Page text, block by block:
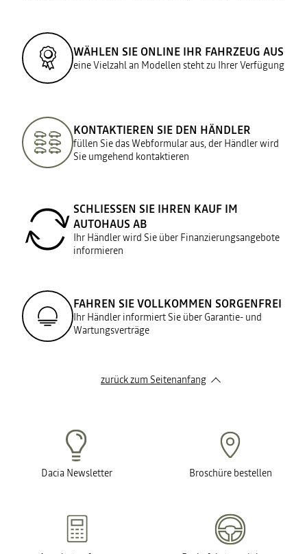
WÄHLEN SIE ONLINE IHR FAHRZEUG AUS
eine Vielzahl an Modellen steht zu Ihrer Verfügung
KONTAKTIEREN SIE DEN HÄNDLER
füllen Sie das Webformular aus, der Händler wird
Sie umgehend kontaktieren
SCHLIESSEN SIE IHREN KAUF IM A
UTOHAUS AB
Ihr Händler wird Sie über Finanzierungsangebote
informieren
FAHREN SIE VOLLKOMMEN SORGENFREI
Ihr Händler informiert Sie über Garantie- und
Wartungsverträge
zurück zum Seitenanfang
Dacia Newsletter Broschüre bestellen